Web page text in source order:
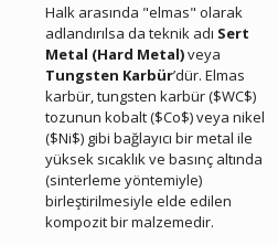
Halk arasında "elmas" olarak
adlandırılsa da teknik adı Sert
Metal (Hard Metal)veya
Tungsten Karbür’dür. Elmas
karbür, tungsten karbür ($WC$)
tozunun kobalt ($Co$) veya nikel
($Ni$) gibi bağlayıcı bir metal ile
yüksek sıcaklık ve basınç altında
(sinterleme yöntemiyle)
birleştirilmesiyle elde edilen
kompozit bir malzemedir.